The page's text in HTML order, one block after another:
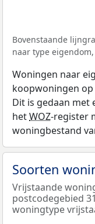
Bovenstaande
naar type
Woningen naar
koopwoningen op
Dit is gedaan met
hetWOZ-register
woningbestand
Soorten
Vrijstaande
postcodegebied
woningtype